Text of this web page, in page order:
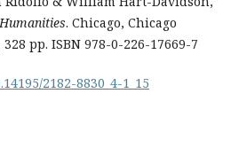
. Chicago, Chicago
pp. ISBN 978-0-226-17669-7
2182-8830_4-1_15